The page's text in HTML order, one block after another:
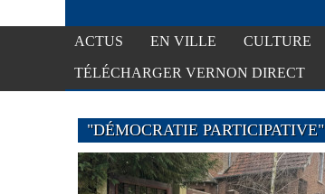
ACTUS EN VILLE CULTURE
TÉLÉCHARGER VERNON DIRECT
"DÉMOCRATIE PARTICIPATIVE"